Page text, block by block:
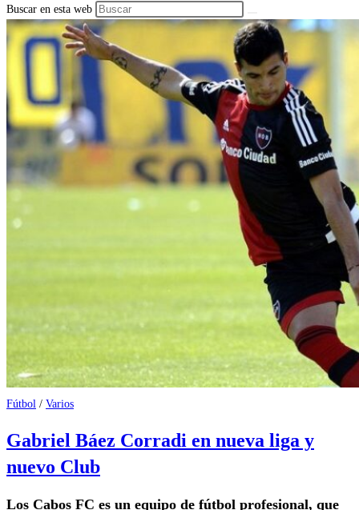
Buscar en esta web
Fútbol / Varios
Gabriel Báez Corradi en nueva liga y
nuevo Club
Los Cabos FC es un equipo de fútbol profesional, que